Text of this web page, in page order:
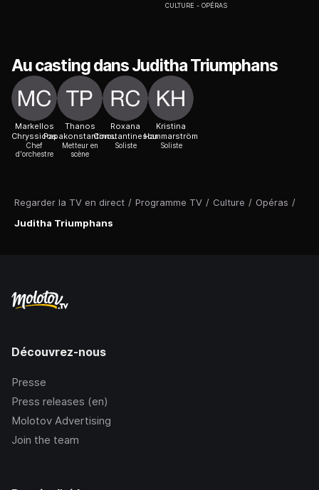
Regarder la TV en direct / Programme TV / Culture / Opéras /
Juditha Triumphans
CULTURE OPÉRAS
Au casting dans Juditha Triumphans
Markellos
Chryssicos
Chef
d'orchestre
Thanos
Papakonstantinou
Metteur en
scène
Roxana
Constantinescu
Soliste
Kristina
Hammarström
Soliste
Découvrez-nous
Presse
Press releases (en)
Molotov Advertising
Join the team